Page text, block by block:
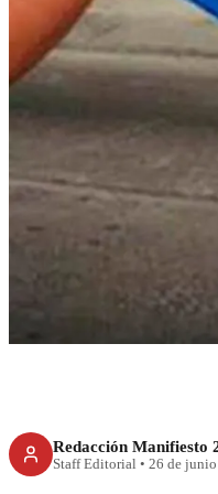
PAN,
Redacción Manifiesto
Staff Editorial • 26 de